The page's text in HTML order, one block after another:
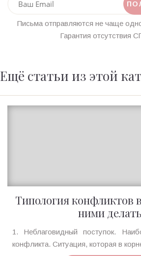
Письма отправляются не чаще
Гарантия отсутствия
Ещё статьи из этой
Типология конфликтов
ними делать
Ирина
MagicTantra
1. Неблаговидный поступок.
конфликта. Ситуация, которая в